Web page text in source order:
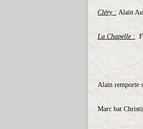
Cléry : Alain
La Chapelle :
Alain remporte
Marc bat